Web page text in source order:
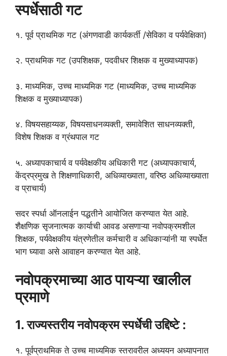
स्पर्धेसाठी गट
१. पूर्व प्राथमिक गट (अंगणवाडी कार्यकर्ती /सेविका व पर्यवेक्षिका)
२. प्राथमिक गट (उपशिक्षक, पदवीधर शिक्षक व मुख्याध्यापक)
३. माध्यमिक, उच्च माध्यमिक गट (माध्यमिक, उच्च माध्यमिक
शिक्षक व मुख्याध्यापक)
४. विषयसहाय्यक, विषयसाधनव्यक्ती, समावेशित साधनव्यक्ती,
विशेष शिक्षक व ग्रंथपाल गट
५. अध्यापकाचार्य व पर्यवेक्षकीय अधिकारी गट (अध्यापकाचार्य,
केंद्रप्रमुख ते शिक्षणाधिकारी, अधिव्याख्याता, वरिष्ठ अधिव्याख्याता
व प्राचार्य)
सदर स्पर्धा ऑनलाईन पद्धतीने आयोजित करण्यात येत आहे.
शैक्षणिक सृजनात्मक कार्याची आवड असणाऱ्या नवोपक्रमशील
शिक्षक, पर्यवेक्षकीय यंत्रणेतील कर्मचारी व अधिकाऱ्यांनी या स्पर्धेत
भाग घ्यावा असे आवाहन करण्यात येत आहे.
नवोपक्रमाच्या आठ पायऱ्या खालील
प्रमाणे
1. राज्यस्तरीय नवोपक्रम स्पर्धेची उद्दिष्टे :
१. पूर्वप्राथमिक ते उच्च माध्यमिक स्तरावरील अध्ययन अध्यापनात